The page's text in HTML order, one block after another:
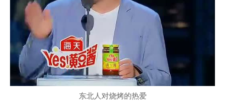
东北人对烧烤的热爱